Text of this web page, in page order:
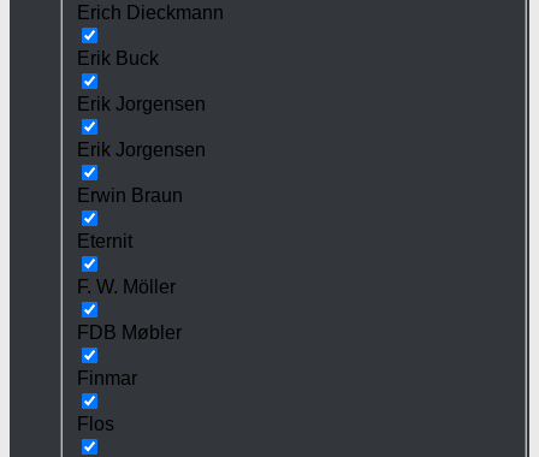
Erich Dieckmann
Erik Buck
Erik Jorgensen
Erik Jorgensen
Erwin Braun
Eternit
F. W. Möller
FDB Møbler
Finmar
Flos